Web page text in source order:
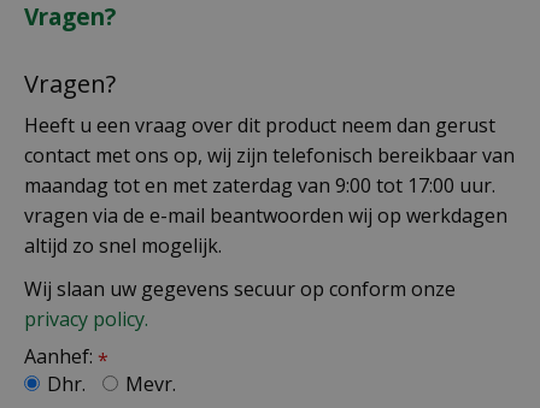
Vragen?
Vragen?
Heeft u een vraag over dit product neem dan gerust
contact met ons op, wij zijn telefonisch bereikbaar van
maandag tot en met zaterdag van 9:00 tot 17:00 uur.
vragen via de e-mail beantwoorden wij op werkdagen
altijd zo snel mogelijk.
Wij slaan uw gegevens secuur op conform onze
privacy policy.
Aanhef: *
Dhr.
Mevr.